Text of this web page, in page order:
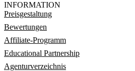
INFORMATION
Preisgestaltung
Bewertungen
Affiliate-Programm
Educational Partnership
Agenturverzeichnis